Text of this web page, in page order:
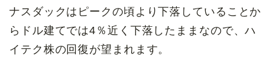
ナスダックはピークの頃より下落していることか
らドル建てでは4％近く下落したままなので、ハ
イテク株の回復が望まれます。